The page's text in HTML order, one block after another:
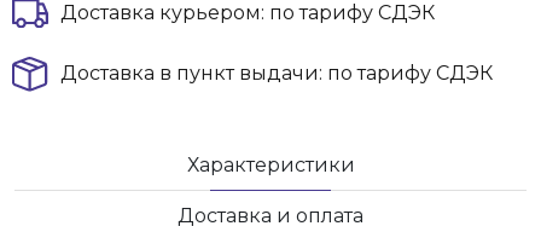
Доставка курьером: по тарифу СДЭК
Доставка в пункт выдачи: по тарифу СДЭК
Характеристики
Доставка и оплата